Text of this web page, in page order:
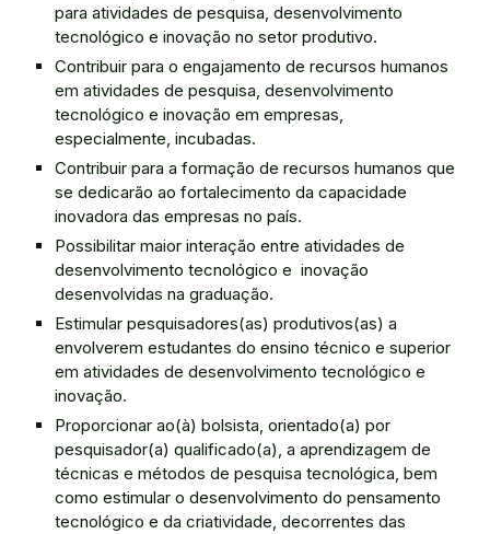
para atividades de pesquisa, desenvolvimento
tecnológico e inovação no setor produtivo.
Contribuir para o engajamento de recursos humanos
em atividades de pesquisa, desenvolvimento
tecnológico e inovação em empresas,
especialmente, incubadas.
Contribuir para a formação de recursos humanos que
se dedicarão ao fortalecimento da capacidade
inovadora das empresas no país.
Possibilitar maior interação entre atividades de
desenvolvimento tecnológico e inovação
desenvolvidas na graduação.
Estimular pesquisadores(as) produtivos(as) a
envolverem estudantes do ensino técnico e superior
em atividades de desenvolvimento tecnológico e
inovação.
Proporcionar ao(à) bolsista, orientado(a) por
pesquisador(a) qualificado(a), a aprendizagem de
técnicas e métodos de pesquisa tecnológica, bem
como estimular o desenvolvimento do pensamento
tecnológico e da criatividade, decorrentes das